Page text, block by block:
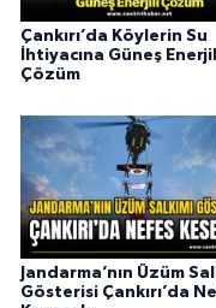
Çankırı’da Köylerin Su
İhtiyacına Güneş
Çözüm
Jandarma’nın Üzüm
Gösterisi Çankırı’da